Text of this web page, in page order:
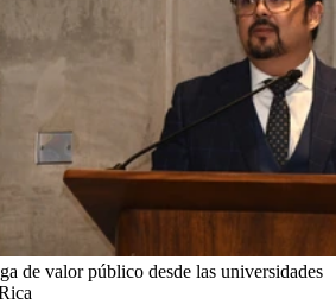
de valor público desde las universidades